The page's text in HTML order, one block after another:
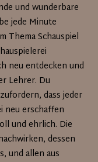
und wunderbare
jede Minute
Thema Schauspiel
neu entdecken und
Lehrer. Du
dass jeder
neu erschaffen
und ehrlich. Die
dessen
und allen aus